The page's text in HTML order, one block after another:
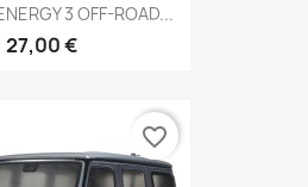
3 OFF-ROAD...
27,00 €
favorite_border